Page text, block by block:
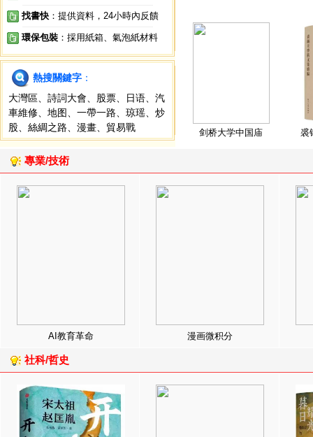
找書快 ：提供資料，24小時內反饋
環保包裝 ：採用紙箱、氣泡紙材料
熱搜關鍵字 ：
大灣區
詩詞大會 股票 日语
汽
車維修
地图 一帶一路 琼瑶
炒
股
絲綢之路 漫畫 貿易戰 剑桥大学中国庙 裘
專業/技術
AI教育革命 漫画微积分
社科/哲史